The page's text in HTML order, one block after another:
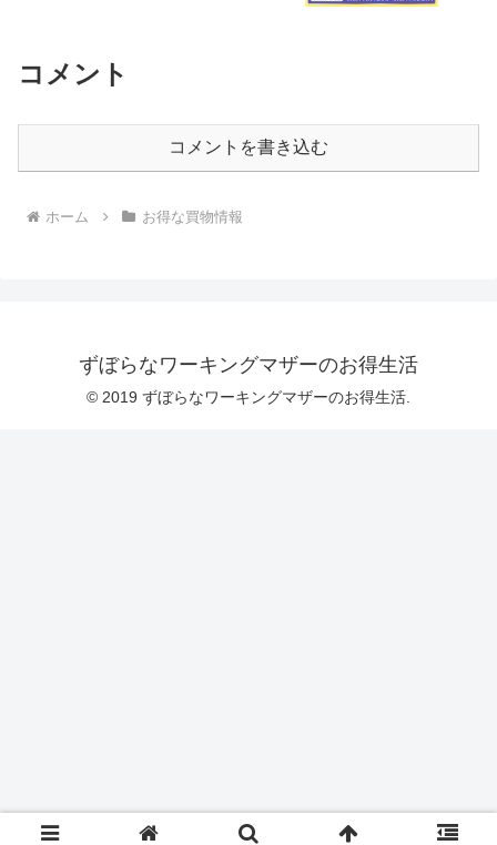
コメント
コメントを書き込む
ホーム お得な買物情報
ずぼらなワーキングマザーのお得生活
© 2019 ずぼらなワーキングマザーのお得生活.